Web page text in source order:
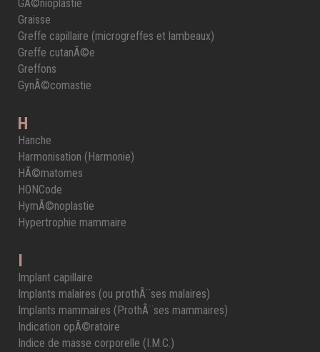
GÃ©nioplastie
Graisse
Greffe capillaire (microgreffes et lambeaux)
Greffe cutanÃ©e
Greffons
GynÃ©comastie
H
Hanche
Harmonisation (Harmonie)
HÃ©matomes
HONCode
HymÃ©noplastie
Hypertrophie mammaire
I
Implant capillaire
Implants malaires (ou prothÃ¨ses malaires)
Implants mammaires (ProthÃ¨ses mammaires)
Indication opÃ©ratoire
Indice de masse corporelle (I.M.C.)